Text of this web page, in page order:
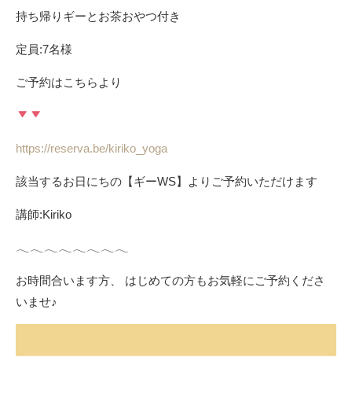
持ち帰りギーとお茶おやつ付き ⁡
定員:7名様 ⁡
ご予約はこちらより
https://reserva.be/kiriko_yoga
該当するお日にちの【ギーWS】よりご予約いただけます
講師:Kiriko ⁡ ⁡
𓂃𓂃𓂃𓂃𓂃𓂃𓂃𓂃 ⁡ ⁡ ⁡
お時間合います方、 はじめての方もお気軽にご予約くださ
いませ♪